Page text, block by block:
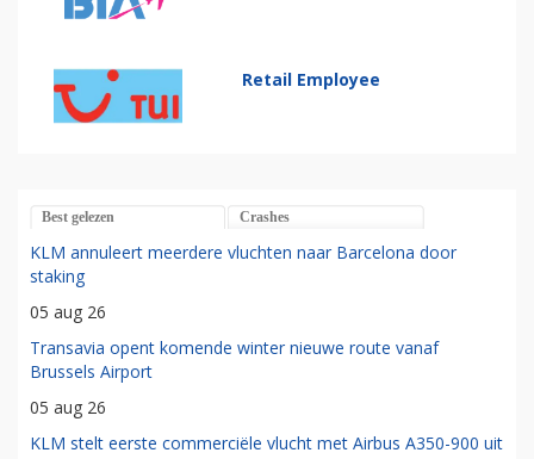
Retail Employee
Best gelezen Crashes
KLM annuleert meerdere vluchten naar Barcelona door
staking
05 aug 26
Transavia opent komende winter nieuwe route vanaf
Brussels Airport
05 aug 26
KLM stelt eerste commerciële vlucht met Airbus A350-900 uit